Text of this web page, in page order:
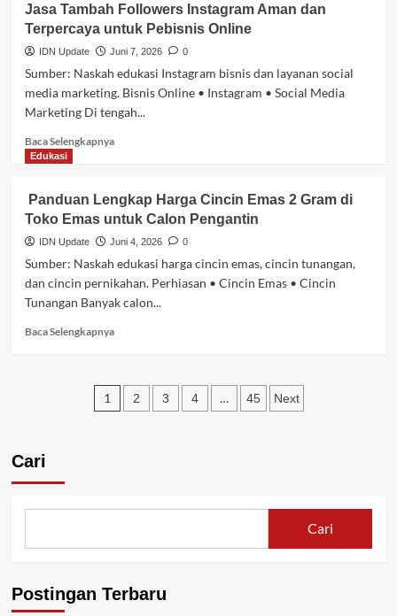
Batik
Prabuseno:
Pelopor
Modern
Berkualitas
Jasa Tambah Followers Instagram Aman dan
Terpercaya untuk Pebisnis Online
IDN Update Juni 7, 2026 0
Sumber: Naskah edukasi Instagram bisnis dan layanan social
media marketing. Bisnis Online • Instagram • Social Media
Marketing Di tengah...
Baca SelengkapnyaBaca
Tambah
Followers
Instagram
Terpercaya
untuk
Edukasi
Panduan Lengkap Harga Cincin Emas 2 Gram di
Toko Emas untuk Calon Pengantin
IDN Update Juni 4, 2026 0
Sumber: Naskah edukasi harga cincin emas, cincin tunangan,
dan cincin pernikahan. Perhiasan • Cincin Emas • Cincin
Tunangan Banyak calon...
Baca SelengkapnyaBaca
Lengkap
Harga
Toko
untuk
Paginasi
1 2 3 4 … 45 Next
Cari
Cari
Postingan Terbaru